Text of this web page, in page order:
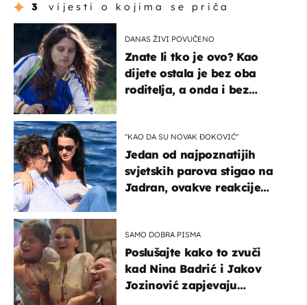
3 vijesti o kojima se priča
DANAS ŽIVI POVUČENO
Znate li tko je ovo? Kao
dijete ostala je bez oba
roditelja, a onda i bez
"KAO DA SU NOVAK ĐOKOVIĆ"
Jedan od najpoznatijih
svjetskih parova stigao na
Jadran, ovakve reakcije
SAMO DOBRA PISMA
Poslušajte kako to zvuči
kad Nina Badrić i Jakov
Jozinović zapjevaju